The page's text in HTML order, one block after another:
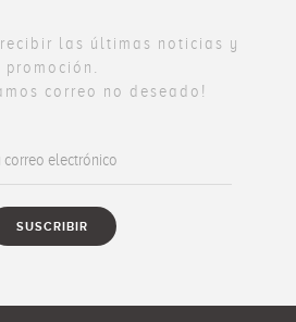
las últimas noticias y
promoción.
correo no deseado!